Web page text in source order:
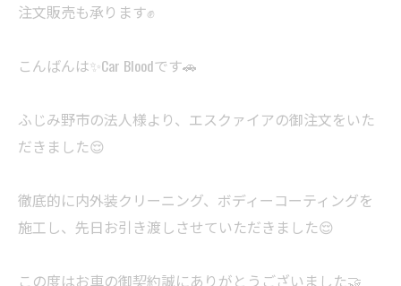
注文販売も承ります✊
こんばんは✨Car Bloodです🚗
ふじみ野市の法人様より、エスクァイアの御注文をいた
だきました😌
徹底的に内外装クリーニング、ボディーコーティングを
施工し、先日お引き渡しさせていただきました😌
この度はお車の御契約誠にありがとうございました🤝